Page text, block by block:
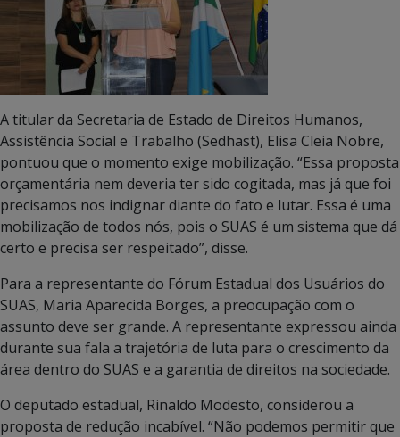
A titular da Secretaria de Estado de Direitos Humanos,
Assistência Social e Trabalho (Sedhast), Elisa Cleia Nobre,
pontuou que o momento exige mobilização. “Essa proposta
orçamentária nem deveria ter sido cogitada, mas já que foi
precisamos nos indignar diante do fato e lutar. Essa é uma
mobilização de todos nós, pois o SUAS é um sistema que dá
certo e precisa ser respeitado”, disse.
Para a representante do Fórum Estadual dos Usuários do
SUAS, Maria Aparecida Borges, a preocupação com o
assunto deve ser grande. A representante expressou ainda
durante sua fala a trajetória de luta para o crescimento da
área dentro do SUAS e a garantia de direitos na sociedade.
O deputado estadual, Rinaldo Modesto, considerou a
proposta de redução incabível. “Não podemos permitir que